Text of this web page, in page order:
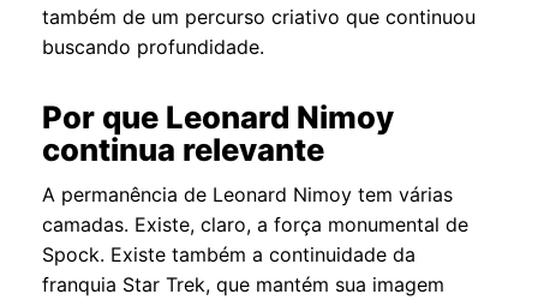
também de um percurso criativo que continuou
buscando profundidade.
Por que Leonard Nimoy
continua relevante
A permanência de Leonard Nimoy tem várias
camadas. Existe, claro, a força monumental de
Spock. Existe também a continuidade da
franquia Star Trek, que mantém sua imagem